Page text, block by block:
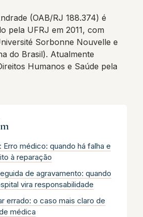
(OAB/RJ 188.374) é
pela UFRJ em 2011, com
Sorbonne Nouvelle e
do Brasil). Atualmente
Humanos e Saúde pela
Erro médico: quando há falha e
à reparação
de agravamento: quando
vira responsabilidade
errado: o caso mais claro de
médica